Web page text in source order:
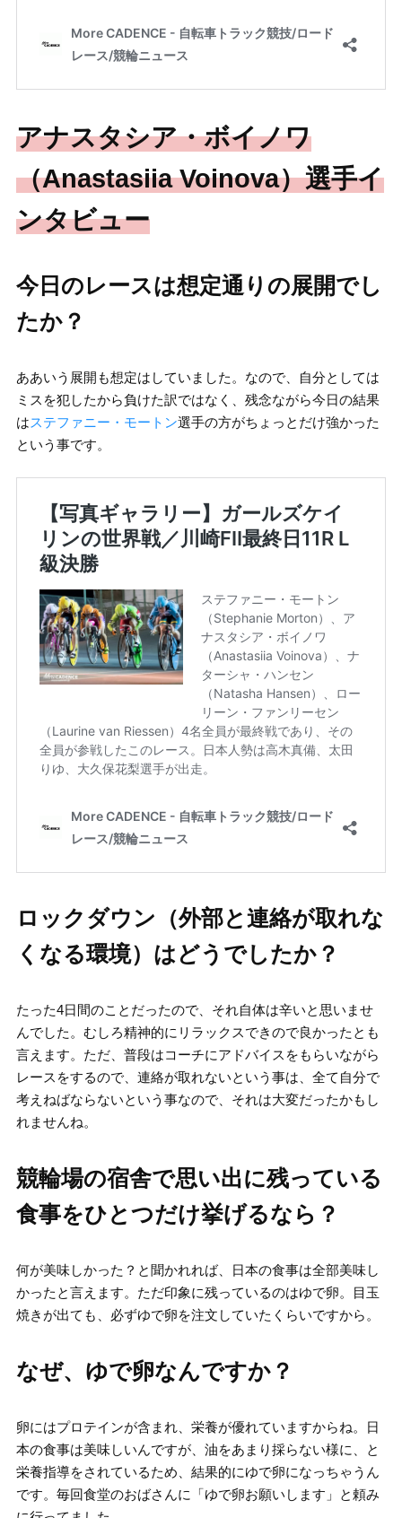
アナスタシア・ボイノワ
（Anastasiia Voinova）選手イ
ンタビュー
今日のレースは想定通りの展開でし
たか？
ああいう展開も想定はしていました。なので、自分としては
ミスを犯したから負けた訳ではなく、残念ながら今日の結果
はステファニー・モートン選手の方がちょっとだけ強かった
という事です。
ロックダウン（外部と連絡が取れな
くなる環境）はどうでしたか？
たった4日間のことだったので、それ自体は辛いと思いませ
んでした。むしろ精神的にリラックスできので良かったとも
言えます。ただ、普段はコーチにアドバイスをもらいながら
レースをするので、連絡が取れないという事は、全て自分で
考えねばならないという事なので、それは大変だったかもし
れませんね。
競輪場の宿舎で思い出に残っている
食事をひとつだけ挙げるなら？
何が美味しかった？と聞かれれば、日本の食事は全部美味し
かったと言えます。ただ印象に残っているのはゆで卵。目玉
焼きが出ても、必ずゆで卵を注文していたくらいですから。
なぜ、ゆで卵なんですか？
卵にはプロテインが含まれ、栄養が優れていますからね。日
本の食事は美味しいんですが、油をあまり採らない様に、と
栄養指導をされているため、結果的にゆで卵になっちゃうん
です。毎回食堂のおばさんに「ゆで卵お願いします」と頼み